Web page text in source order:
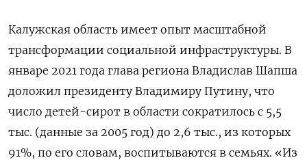
Калужская область имеет опыт масштабной
трансформации социальной инфраструктуры. В
январе 2021 года глава региона Владислав Шапша
доложил президенту Владимиру Путину, что
число детей-сирот в области сократилось с 5,5
тыс. (данные за 2005 год) до 2,6 тыс., из которых
91%, по его словам, воспитываются в семьях. «Из